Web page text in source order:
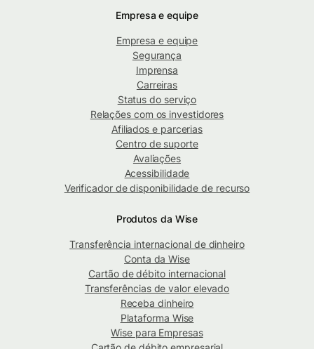
Empresa e equipe
Empresa e equipe
Segurança
Imprensa
Carreiras
Status do serviço
Relações com os investidores
Afiliados e parcerias
Centro de suporte
Avaliações
Acessibilidade
Verificador de disponibilidade de recurso
Produtos da Wise
Transferência internacional de dinheiro
Conta da Wise
Cartão de débito internacional
Transferências de valor elevado
Receba dinheiro
Plataforma Wise
Wise para Empresas